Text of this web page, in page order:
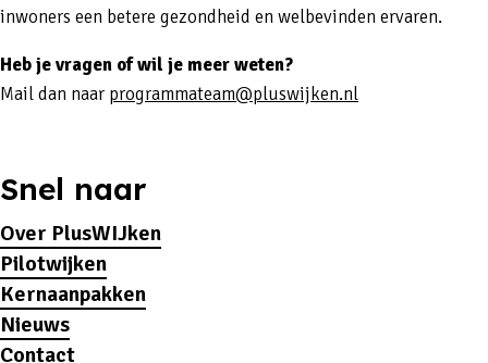
inwoners een betere gezondheid en welbevinden ervaren.
Heb je vragen of wil je meer weten?
Mail dan naar programmateam@pluswijken.nl
Snel naar
Over PlusWIJken
Pilotwijken
Kernaanpakken
Nieuws
Contact